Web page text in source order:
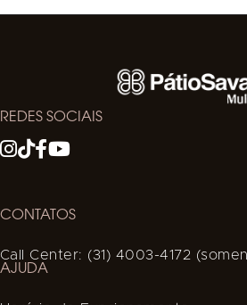
REDES SOCIAIS
CONTATOS
Call Center: (31) 4003-4172
AJUDA